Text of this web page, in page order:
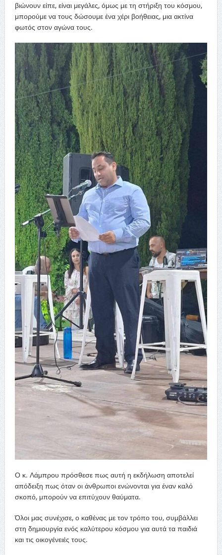
βιώνουν είπε, είναι μεγάλες, όμως με τη στήριξη του κόσμου,
μπορούμε να τους δώσουμε ένα χέρι βοήθειας, μια ακτίνα
φωτός στον αγώνα τους.
Ο κ. Λάμπρου πρόσθεσε πως αυτή η εκδήλωση αποτελεί
απόδειξη πως όταν οι άνθρωποι ενώνονται για έναν καλό
σκοπό, μπορούν να επιτύχουν θαύματα.
Όλοι μας συνέχισε, ο καθένας με τον τρόπο του, συμβάλλει
στη δημιουργία ενός καλύτερου κόσμου για αυτά τα παιδιά
και τις οικογένειές τους.